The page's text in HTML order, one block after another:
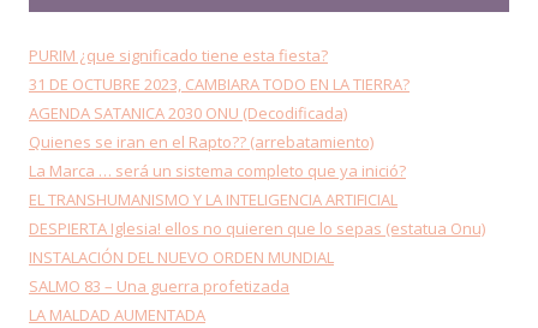
PURIM ¿que significado tiene esta fiesta?
31 DE OCTUBRE 2023, CAMBIARA TODO EN LA TIERRA?
AGENDA SATANICA 2030 ONU (Decodificada)
Quienes se iran en el Rapto?? (arrebatamiento)
La Marca … será un sistema completo que ya inició?
EL TRANSHUMANISMO Y LA INTELIGENCIA ARTIFICIAL
DESPIERTA Iglesia! ellos no quieren que lo sepas (estatua Onu)
INSTALACIÓN DEL NUEVO ORDEN MUNDIAL
SALMO 83 – Una guerra profetizada
LA MALDAD AUMENTADA